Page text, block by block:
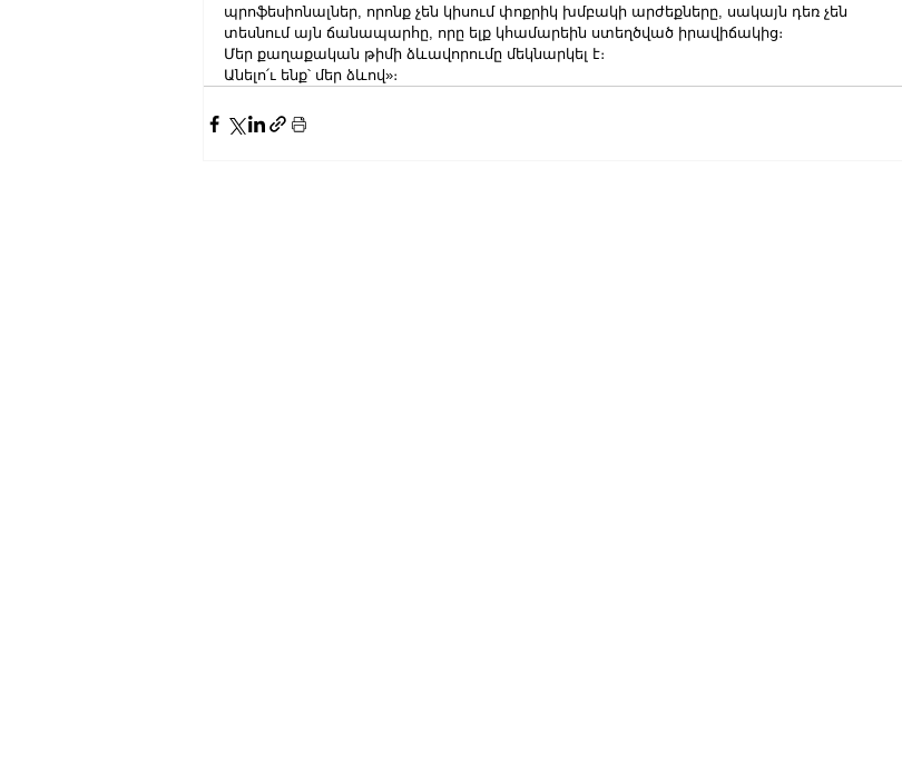
պրոֆեսիոնալներ, որոնք չեն կիսում փոքրիկ խմբակի արժեքները, սակայն դեռ չեն
տեսնում այն ճանապարհը, որը ելք կհամարեին ստեղծված իրավիճակից։
Մեր քաղաքական թիմի ձևավորումը մեկնարկել է։
Անելո՛ւ ենք՝ մեր ձևով»։